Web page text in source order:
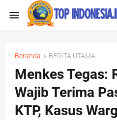
Beranda BERITA UTAMA
Menkes Tegas:
Wajib Terima
KTP, Kasus